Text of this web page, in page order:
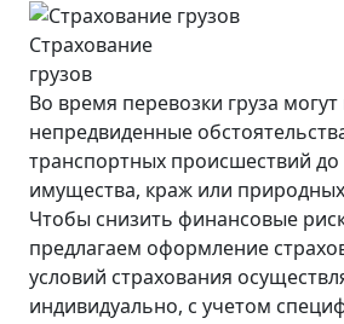
Страхование
грузов
Во время перевозки груза могут
непредвиденные
транспортных происшествий
имущества, краж или
Чтобы снизить финансовые
предлагаем оформление
условий страхования
индивидуально, с учетом